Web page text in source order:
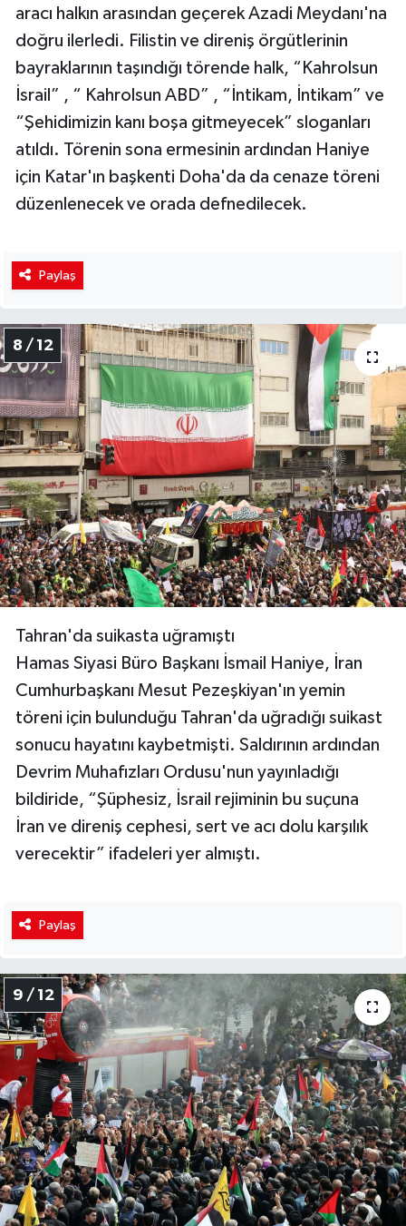
aracı halkın arasından geçerek Azadi Meydanı'na
doğru ilerledi. Filistin ve direniş örgütlerinin
bayraklarının taşındığı törende halk, “Kahrolsun
İsrail” , “ Kahrolsun ABD” , “İntikam, İntikam” ve
“Şehidimizin kanı boşa gitmeyecek” sloganları
atıldı. Törenin sona ermesinin ardından Haniye
için Katar'ın başkenti Doha'da da cenaze töreni
düzenlenecek ve orada defnedilecek.
Paylaş
8 / 12
Tahran'da suikasta uğramıştı
Hamas Siyasi Büro Başkanı İsmail Haniye, İran
Cumhurbaşkanı Mesut Pezeşkiyan'ın yemin
töreni için bulunduğu Tahran'da uğradığı suikast
sonucu hayatını kaybetmişti. Saldırının ardından
Devrim Muhafızları Ordusu'nun yayınladığı
bildiride, “Şüphesiz, İsrail rejiminin bu suçuna
İran ve direniş cephesi, sert ve acı dolu karşılık
verecektir” ifadeleri yer almıştı.
Paylaş
9 / 12